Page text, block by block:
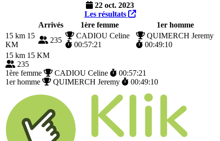
22 oct. 2023
Les résultats
Arrivés
1ère femme
1er homme
15 km 15
KM
235
CADIOU Celine
00:57:21
QUIMERCH Jeremy
00:49:10
15 km 15 KM
235
1ère femme
CADIOU Celine
00:57:21
1er homme
QUIMERCH Jeremy 00:49:10